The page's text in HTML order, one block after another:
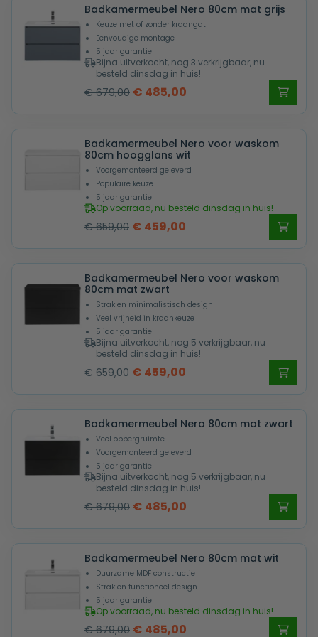
€ 659,00.€ 459,00.
Badkamermeubel Nero 80cm mat grijs
Keuze met of zonder kraangat
Eenvoudige montage
5 jaar garantie
Bijna uitverkocht, nog 3 verkrijgbaar, nu
besteld dinsdag in huis!
€679,00 Oorspronkelijke
was:
€ 679,00.
€ 485,00
is:
€ 485,00.
Badkamermeubel Nero voor waskom
80cm hoogglans wit
Voorgemonteerd geleverd
Populaire keuze
5 jaar garantie
Op voorraad, nu besteld dinsdag in huis!
€659,00 Oorspronkelijke
was:
€ 659,00.
€ 459,00
is:
€ 459,00.
Badkamermeubel Nero voor waskom
80cm mat zwart
Strak en minimalistisch design
Veel vrijheid in kraankeuze
5 jaar garantie
Bijna uitverkocht, nog 5 verkrijgbaar, nu
besteld dinsdag in huis!
€659,00 Oorspronkelijke
was:
€ 659,00.
€ 459,00
is:
€ 459,00.
Badkamermeubel Nero 80cm mat zwart
Veel opbergruimte
Voorgemonteerd geleverd
5 jaar garantie
Bijna uitverkocht, nog 5 verkrijgbaar, nu
besteld dinsdag in huis!
€679,00 Oorspronkelijke
was:
€ 679,00.
€ 485,00
is:
€ 485,00.
Badkamermeubel Nero 80cm mat wit
Duurzame MDF constructie
Strak en functioneel design
5 jaar garantie
Op voorraad, nu besteld dinsdag in huis!
€679,00 Oorspronkelijke
€ 485,00